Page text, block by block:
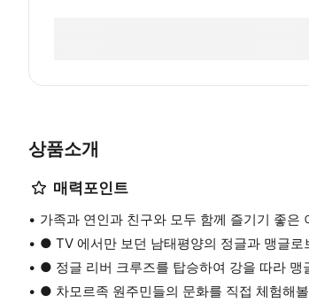
상품소개
매력포인트
가족과 연인과 친구와 모두 함께 즐기기 좋
● TV 에서만 보던 남태평양의 정글과 맹글
● 정글 리버 크루즈를 탑승하여 강을 따라
● 차모르족 원주민들의 문화를 직접 체험해